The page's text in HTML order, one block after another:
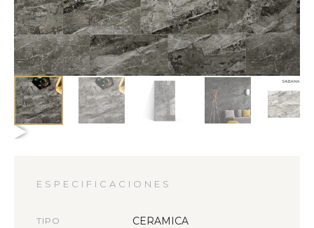
ESPECIFICACIONES
TIPO CERAMICA